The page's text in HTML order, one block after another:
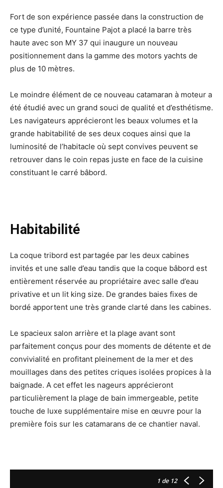
Fort de son expérience passée dans la construction de
ce type d’unité, Fountaine Pajot a placé la barre très
haute avec son MY 37 qui inaugure un nouveau
positionnement dans la gamme des motors yachts de
plus de 10 mètres.
Le moindre élément de ce nouveau catamaran à moteur a
été étudié avec un grand souci de qualité et d’esthétisme.
Les navigateurs apprécieront les beaux volumes et la
grande habitabilité de ses deux coques ainsi que la
luminosité de l’habitacle où sept convives peuvent se
retrouver dans le coin repas juste en face de la cuisine
constituant le carré bâbord.
Habitabilité
La coque tribord est partagée par les deux cabines
invités et une salle d’eau tandis que la coque bâbord est
entièrement réservée au propriétaire avec salle d’eau
privative et un lit king size. De grandes baies fixes de
bordé apportent une très grande clarté dans les cabines.
Le spacieux salon arrière et la plage avant sont
parfaitement conçus pour des moments de détente et de
convivialité en profitant pleinement de la mer et des
mouillages dans des petites criques isolées propices à la
baignade. A cet effet les nageurs apprécieront
particulièrement la plage de bain immergeable, petite
touche de luxe supplémentaire mise en œuvre pour la
première fois sur les catamarans de ce chantier naval.
1 de 12